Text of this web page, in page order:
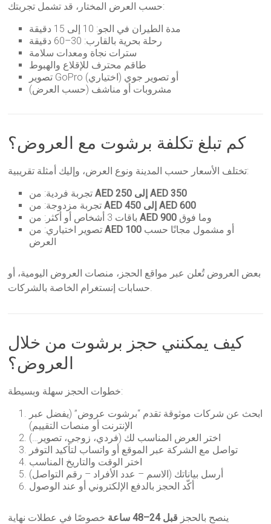
حسب العرض المختار، قد تشمل تجربتك:
مدة الطيران في الجو: 10 إلى 15 دقيقة
رحلة بحرية بالقارب: 30–60 دقيقة
سترات نجاة ومعدات سلامة
طاقم محترف للإقلاع والهبوط
تصوير GoPro أو تصوير جوي (اختياري)
مشروبات أو مناشف (حسب العرض)
كم تبلغ تكلفة برشوت مع العروض؟
تختلف الأسعار حسب المدينة ونوع العرض، وإليك أمثلة تقريبية:
تجربة فردية: من
AED 250 إلى AED 350
تجربة مزدوجة: من
AED 450 إلى AED 600
باقات 3 أشخاص أو أكثر: منAED 900 وما فوق
تصوير اختياري: منAED 100
العرض
بعض العروض تُعلن عبر مواقع الحجز، منصات العروض اليومية، أو
حسابات إنستغرام الخاصة بالشركات.
كيف يمكنني حجز برشوت من خلال
العروض؟
خطوات الحجز سهلة وبسيطة:
ابحث عن شركات موثوقة تقدم “برشوت عروض” (يفضل عبر
الإنترنت أو منصات التقييم)
اختر العرض المناسب لك (فردي، زوجي، تصوير…)
تواصل مع الشركة عبر الموقع أو واتساب لتأكيد التوفر
اختر الوقت والتاريخ المناسب
أرسل بياناتك (الاسم – عدد الأفراد – رقم التواصل)
أكّد الحجز بالدفع الإلكتروني أو عند الوصول
ينصح بالحجز قبل 24–48 ساعة
خصوصًا في عطلات نهاية